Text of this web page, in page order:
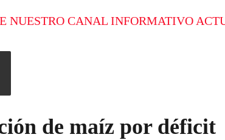
NUESTRO CANAL INFORMATIVO
de maíz por déficit